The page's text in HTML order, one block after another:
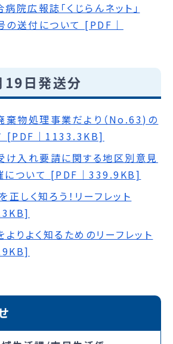
院広報誌「くじらんネット」
送付について [PDF｜
日発送分
棄物処理事業だより（No.63)の
[PDF｜1133.3KB]
け入れ要請に関する地区別意見
について [PDF｜339.9KB]
正しく知ろう！リーフレット
よりよく知るためのリーフレット